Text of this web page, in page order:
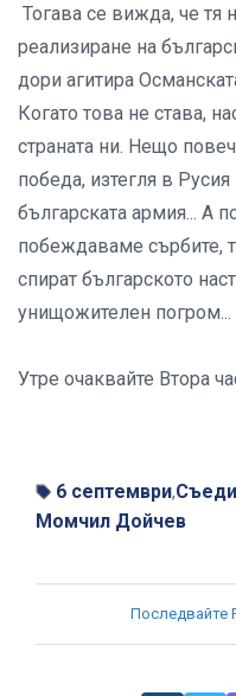
Тогава се вижда, че тя
реализиране на
дори агитира
Когато това не става,
страната ни. Нещо
победа, изтегля в
българската армия... А
побеждаваме сърбите,
спират българското
унищожителен погром...
Утре очаквайте Втора
6 септември,
Момчил Дойчев
Последвайте